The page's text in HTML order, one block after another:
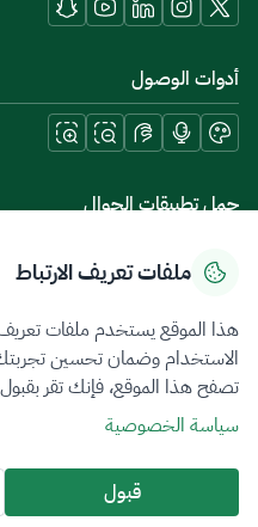
أدوات الوصول
حمل تطبيقات الجوال
سياسة الخصوصيةشروط الاستخدام
جميع الحقوق محفوظة 2026 © ZATCA.GOV.SA
تم تطويره وصيانته بواسطة هيئة الزكاة
آخر تحديث للموقع في
ملفات تعريف الارتباط
هذا الموقع يستخدم ملفات تعريف
الاستخدام وضمان تحسين تجربتك
تصفح هذا الموقع، فإنك تقر
سياسة الخصوصية
قبول